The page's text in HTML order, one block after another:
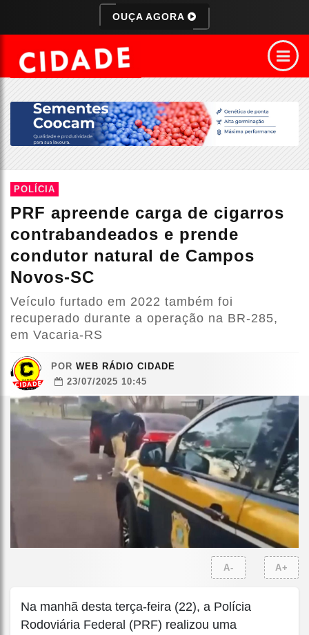
OUÇA AGORA
POLÍCIA
PRF apreende carga de cigarros
contrabandeados e prende
condutor natural de Campos
Novos-SC
Veículo furtado em 2022 também foi
recuperado durante a operação na BR-285,
em Vacaria-RS
POR WEB RÁDIO CIDADE
23/07/2025 10:45
A- A+
Na manhã desta terça-feira (22), a Polícia
Rodoviária Federal (PRF) realizou uma